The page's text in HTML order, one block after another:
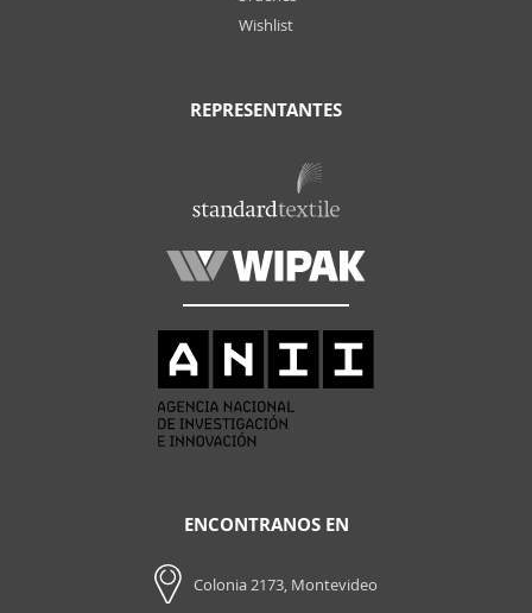
Wishlist
REPRESENTANTES
ENCONTRANOS EN
Colonia 2173, Montevideo